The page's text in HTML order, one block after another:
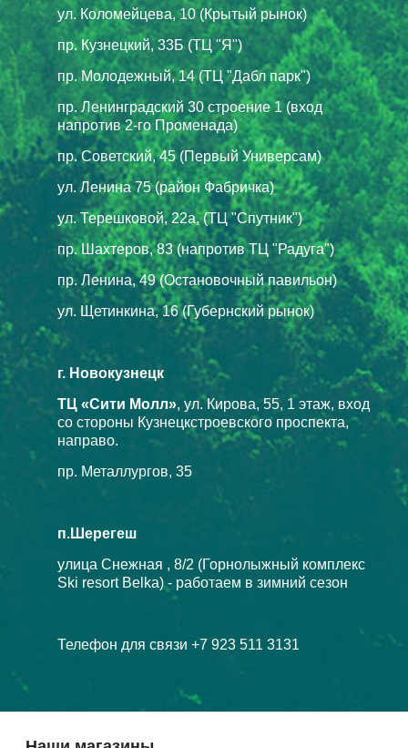
ул. Коломейцева, 10 (Крытый рынок)
пр. Кузнецкий, 33Б (ТЦ "Я")
пр. Молодежный, 14 (ТЦ "Дабл парк")
пр. Ленинградский 30 строение 1 (вход
напротив 2-го Променада)
пр. Советский, 45 (Первый Универсам)
ул. Ленина 75 (район Фабричка)
ул. Терешковой, 22а, (ТЦ "Спутник")
пр. Шахтеров, 83 (напротив ТЦ "Радуга")
пр. Ленина, 49 (Остановочный павильон)
ул. Щетинкина, 16 (Губернский рынок)
г. Новокузнецк
ТЦ «Сити Молл», ул. Кирова, 55, 1 этаж, вход
со стороны Кузнецкстроевского проспекта,
направо.
пр. Металлургов, 35
п.Шерегеш
улица Снежная , 8/2 (Горнолыжный комплекс
Ski resort Belka) - работаем в зимний сезон
Телефон для связи +7 923 511 3131